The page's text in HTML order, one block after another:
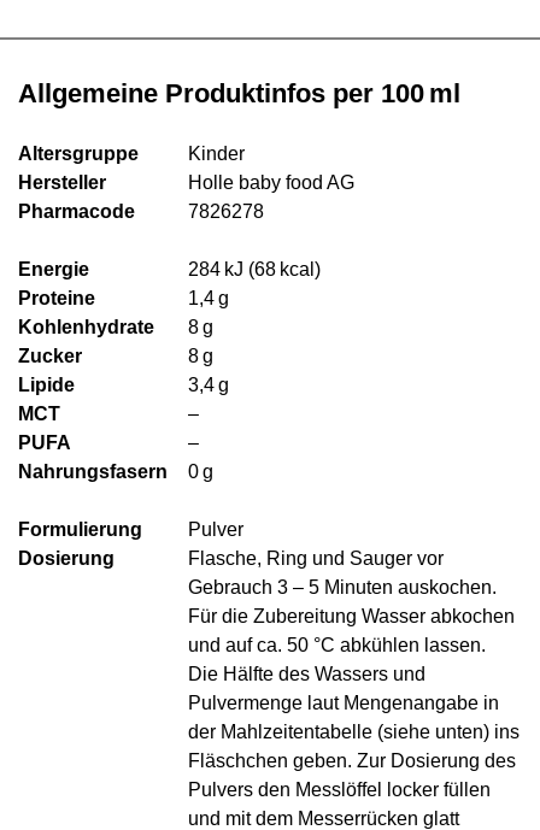
Allgemeine Produktinfos per 100 ml
Altersgruppe
Kinder
Hersteller
Holle baby food AG
Pharmacode
7826278
Energie
284 kJ (68 kcal)
Proteine
1,4 g
Kohlenhydrate
8 g
Zucker
8 g
Lipide
3,4 g
MCT
–
PUFA
–
Nahrungsfasern
0 g
Formulierung
Pulver
Dosierung
Flasche, Ring und Sauger vor
Gebrauch 3 – 5 Minuten auskochen.
Für die Zubereitung Wasser abkochen
und auf ca. 50 °C abkühlen lassen.
Die Hälfte des Wassers und
Pulvermenge laut Mengenangabe in
der Mahlzeitentabelle (siehe unten) ins
Fläschchen geben. Zur Dosierung des
Pulvers den Messlöffel locker füllen
und mit dem Messerrücken glatt